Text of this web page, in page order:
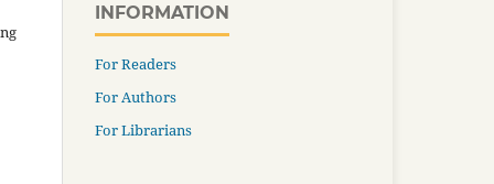
INFORMATION
For Readers
For Authors
For Librarians